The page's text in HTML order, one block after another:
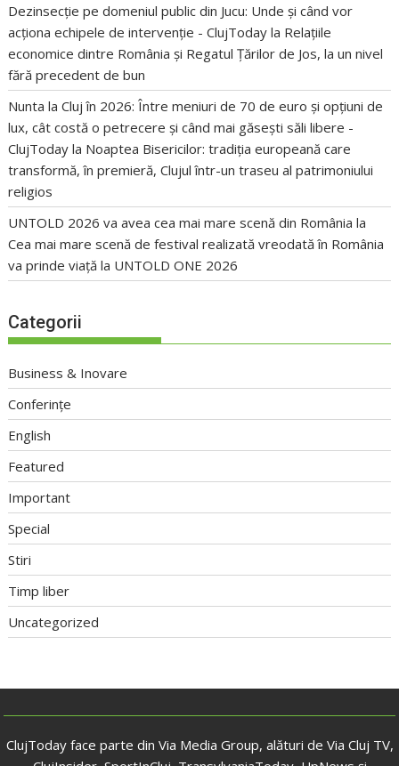
Dezinsecție pe domeniul public din Jucu: Unde și când vor
acționa echipele de intervenție - ClujToday la Relațiile
economice dintre România și Regatul Țărilor de Jos, la un nivel
fără precedent de bun
Nunta la Cluj în 2026: Între meniuri de 70 de euro și opțiuni de
lux, cât costă o petrecere și când mai găsești săli libere -
ClujToday la Noaptea Bisericilor: tradiția europeană care
transformă, în premieră, Clujul într-un traseu al patrimoniului
religios
UNTOLD 2026 va avea cea mai mare scenă din România la
Cea mai mare scenă de festival realizată vreodată în România
va prinde viață la UNTOLD ONE 2026
Categorii
Business & Inovare
Conferințe
English
Featured
Important
Special
Stiri
Timp liber
Uncategorized
ClujToday face parte din Via Media Group, alături de Via Cluj TV,